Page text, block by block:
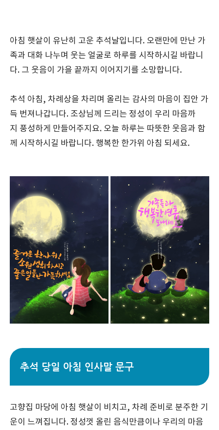
아침 햇살이 유난히 고운 추석날입니다. 오랜만에 만난 가
족과 대화 나누며 웃는 얼굴로 하루를 시작하시길 바랍니
다. 그 웃음이 가을 끝까지 이어지기를 소망합니다.
추석 아침, 차례상을 차리며 올리는 감사의 마음이 집안 가
득 번져나갑니다. 조상님께 드리는 정성이 우리 마음까
지 풍성하게 만들어주지요. 오늘 하루는 따뜻한 웃음과 함
께 시작하시길 바랍니다. 행복한 한가위 아침 되세요.
추석 당일 아침 인사말 문구
고향집 마당에 아침 햇살이 비치고, 차례 준비로 분주한 기
운이 느껴집니다. 정성껏 올린 음식만큼이나 우리의 마음